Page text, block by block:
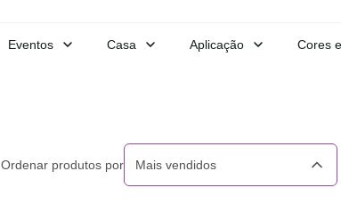
Eventos Casa Aplicação Cores
Ordenar produtos por Mais vendidos